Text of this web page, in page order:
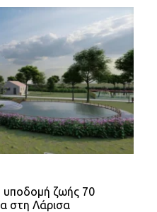
υποδομή ζωής 70
στη Λάρισα